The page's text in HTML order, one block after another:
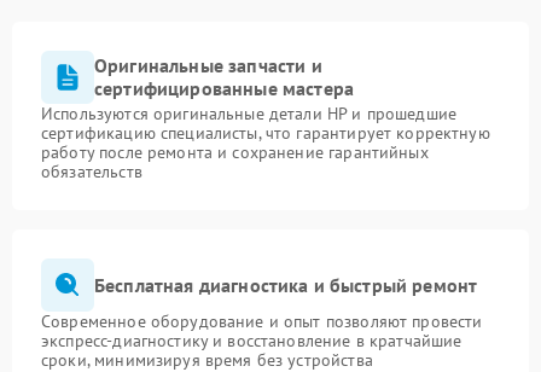
Оригинальные запчасти и
сертифицированные мастера
Используются оригинальные детали HP и прошедшие
сертификацию специалисты, что гарантирует корректную
работу после ремонта и сохранение гарантийных
обязательств
Бесплатная диагностика и быстрый ремонт
Современное оборудование и опыт позволяют провести
экспресс-диагностику и восстановление в кратчайшие
сроки, минимизируя время без устройства